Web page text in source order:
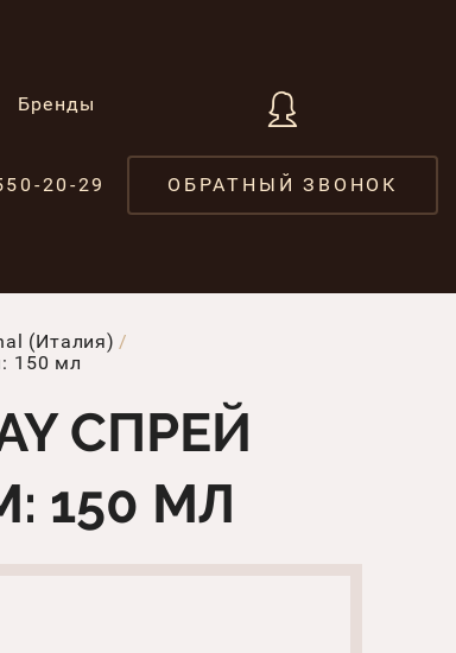
Бренды
20-29 ОБРАТНЫЙ ЗВОНОК
(Италия)
150 мл
СПРЕЙ
150 МЛ